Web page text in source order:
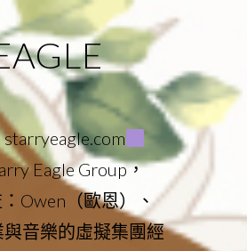
Eagle Group，
Owen（歐恩）、
音樂的虛擬集團經